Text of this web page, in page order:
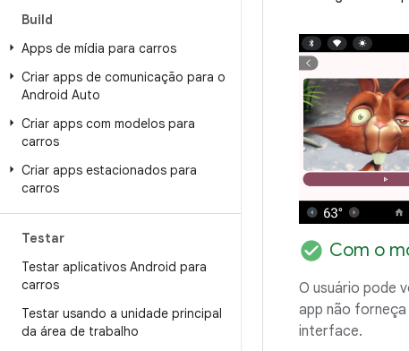
Build
Apps de mídia para carros
Criar apps de comunicação para o
Android Auto
Criar apps com modelos para
carros
Criar apps estacionados para
carros
Testar
Testar aplicativos Android para
carros
Testar usando a unidade principal
da área de trabalho
check_circle Com o
O usuário pode
app não
interface.